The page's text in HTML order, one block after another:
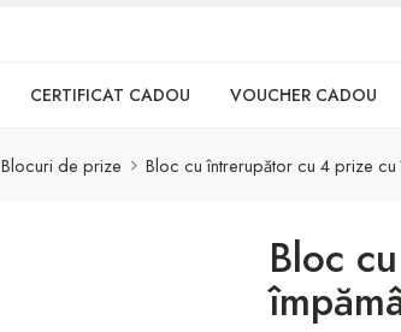
CERTIFICAT CADOU VOUCHER CADOU
Blocuri de prize Bloc cu întrerupător cu 4 prize
Bloc